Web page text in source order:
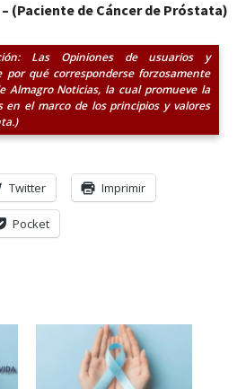
(Paciente de Cáncer de Próstata)
Las Opiniones de usuarios y
por qué corresponderse forzosamente
Almagro Noticias, la cual promueve la
en el marco de los principios y valores
Twitter Imprimir
Pocket